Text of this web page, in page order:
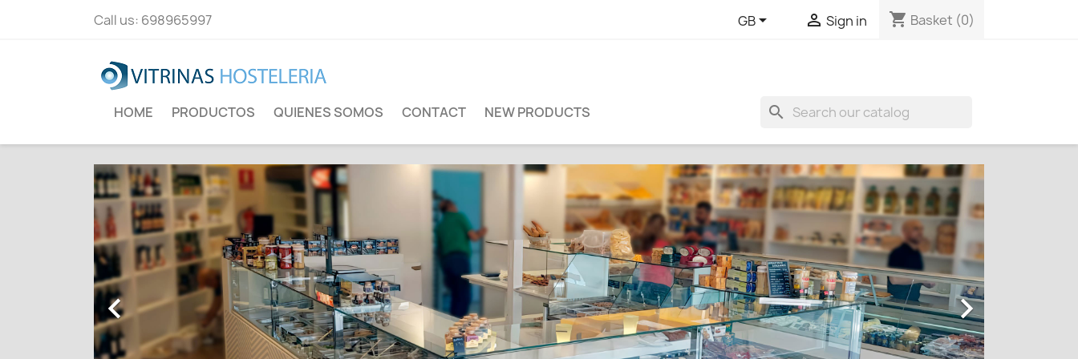
Call us: 698965997 GB  Sign in shopping_cart Basket (0)
HOME PRODUCTOS QUIENES SOMOS CONTACT NEW PRODUCTS search
 